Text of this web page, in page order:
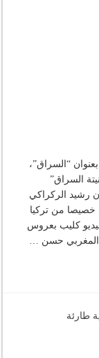
“السراق”،
السراق”
رشيد الركراكي
خصيصا من تركيا
كليب بعروس
حسن …
طارئة